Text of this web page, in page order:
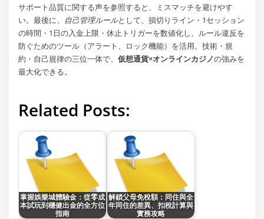
サポート品質に関する声を参照すると、ミスマッチを避けやす
い。最後に、 自己管理ルールとして、損切りライン・1セッション
の時間・1日の入金上限・休止トリガーを数値化し、ルール違反を
防ぐためのツール（アラート、ロック機能）を活用。技術・規
約・自己規律の三位一体で、仮想通貨×オンラインカジノの強みを
最大化できる。
Related Posts:
掌握娛樂城體驗金：從零成
本試玩到穩健出金的全方位
指南
解鎖父母免稅額：同住與全
年同住的差異、扣稅計算與
實務攻略